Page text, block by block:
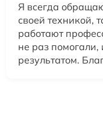
Я всегда
своей техникой,
работают
не раз помогали,
результатом.